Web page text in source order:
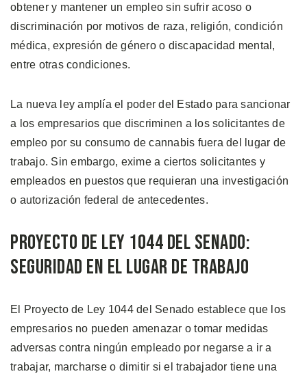
obtener y mantener un empleo sin sufrir acoso o
discriminación por motivos de raza, religión, condición
médica, expresión de género o discapacidad mental,
entre otras condiciones.
La nueva ley amplía el poder del Estado para sancionar
a los empresarios que discriminen a los solicitantes de
empleo por su consumo de cannabis fuera del lugar de
trabajo. Sin embargo, exime a ciertos solicitantes y
empleados en puestos que requieran una investigación
o autorización federal de antecedentes.
Proyecto de Ley 1044 del Senado:
Seguridad en el Lugar de Trabajo
El Proyecto de Ley 1044 del Senado establece que los
empresarios no pueden amenazar o tomar medidas
adversas contra ningún empleado por negarse a ir a
trabajar, marcharse o dimitir si el trabajador tiene una